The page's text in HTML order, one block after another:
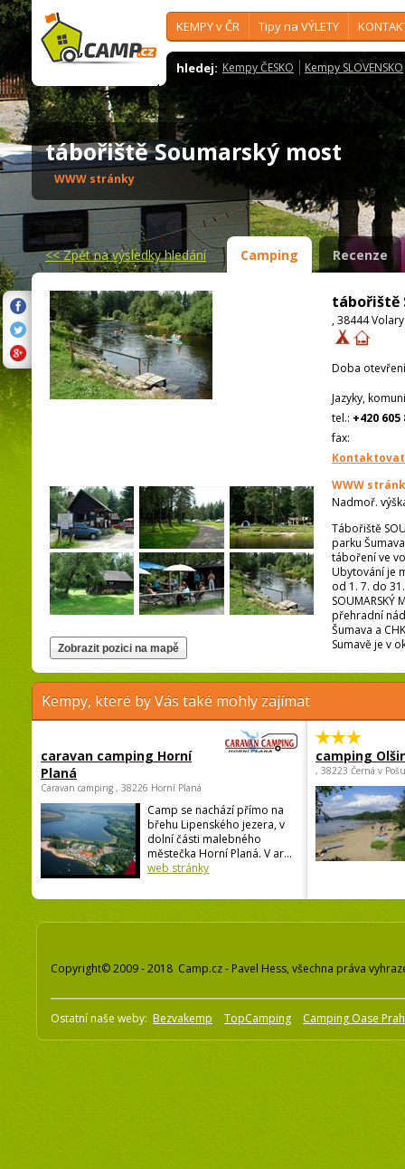
KEMPY v ČR Tipy na VÝLETY
hledej: Kempy ČESKO Kempy SLOVENSKO
tábořiště Soumarský most
WWW stránky
<<Zpět na výsledky hledání Camping Recenze
tábořiště
, 38444 Volary
Doba
Jazyky,
tel.: +420 605
fax:
WWW
Nadmoř.
Tábořiště
parku
táboření ve
Ubytování je
od 1. 7. do
přehradní
Šumava a
Sumavě je v
Kempy, které by Vás také mohly zajímat
caravan camping Horní
Planá
Caravan camping , 38226 Horní Planá
Camp se nachází přímo na
břehu Lipenského jezera, v
dolní části malebného
městečka Horní Planá. V ar...
web stránky
camping
, 38223 Černá v
Copyright© 2009 - 2018 Camp.cz - Pavel Hess, všechna práva
Ostatní naše weby: Bezvakemp TopCamping Camping Oase